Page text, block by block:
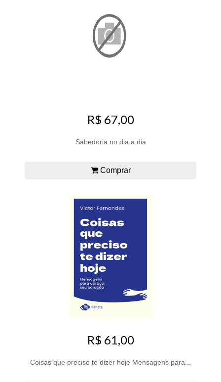
R$ 67,00
Sabedoria no dia a dia
Comprar
R$ 61,00
Coisas que preciso te dizer hoje Mensagens para...